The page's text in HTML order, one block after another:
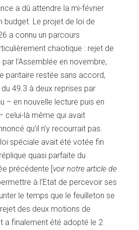
a dû attendre la mi-février
budget. Le projet de loi de
a connu un parcours
chaotique : rejet de
l’Assemblée en novembre,
paritaire restée sans accord,
49.3 à deux reprises par
– en nouvelle lecture puis en
celui-là même qui avait
qu’il n’y recourrait pas.
spéciale avait été votée fin
quasi parfaite du
précédente [voir notre article de
à l’Etat de percevoir ses
le temps que le feuilleton se
des deux motions de
a finalement été adopté le 2